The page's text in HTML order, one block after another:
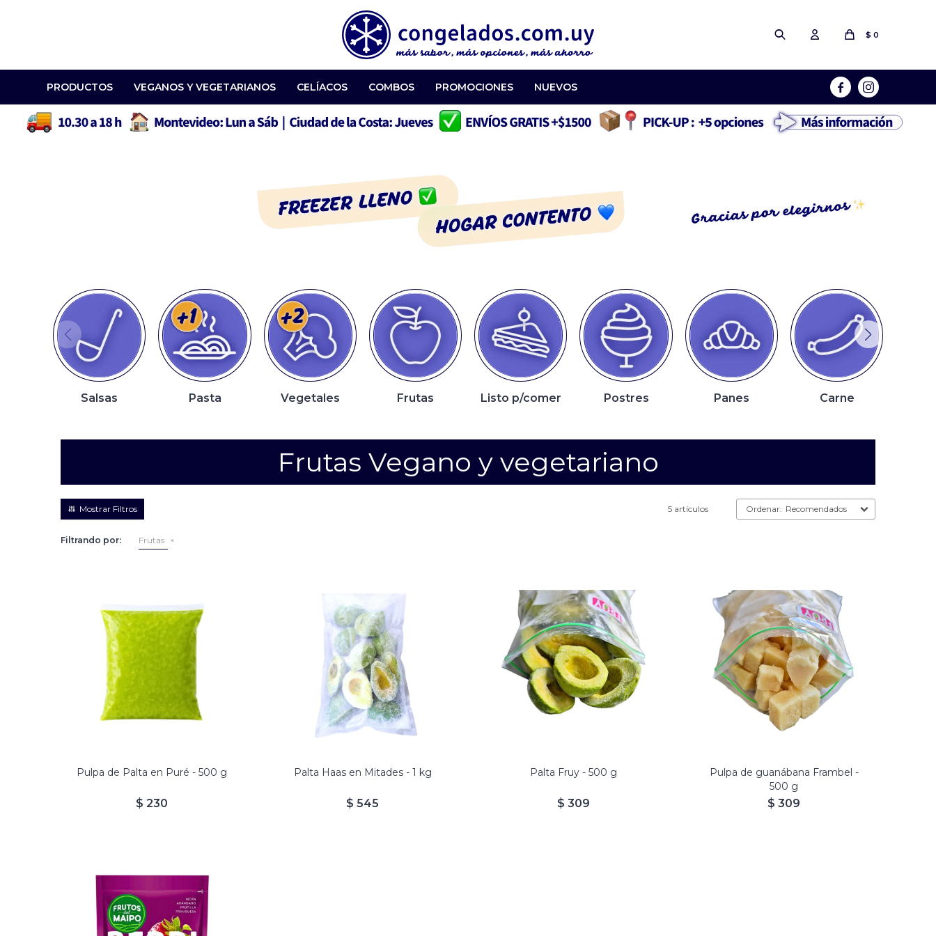
PRODUCTOS VEGANOS Y VEGETARIANOS CELÍACOS COMBOS PROMOCIONES NUEVOS
$ 0
 
Salsas Pasta Vegetales Frutas Listo p/comer Postres Panes Carne
Frutas Vegano y vegetariano
5 artículos Recomendados
Filtrando por: Frutas
Pulpa de Palta en Puré - 500 g
$ 230
Palta Hass. Procedencia: Perú.
Producto en mitades peladas y
congeladas.
Palta Haas en Mitades - 1 kg
$ 545
Presentación: Pelada y en
mitades. Lavadas y congeladas,
listas para consumir.
Duración: 3 meses en
congelador.
100% Vegano
100% libre de gluten
Palta Fruy - 500 g
$ 309
Pulpa de guanábana Frambel -
500 g
$ 309
Mezcla de Mora, Arándanos,
Frutillas y Frambuesas.